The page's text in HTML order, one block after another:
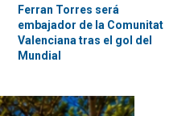
Ferran Torres será
embajador de la Comunitat
Valenciana tras el gol del
Mundial